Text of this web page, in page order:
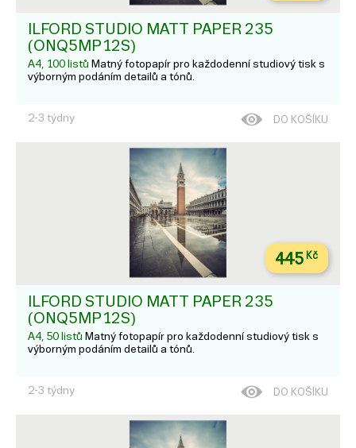
ILFORD STUDIO MATT PAPER 235
(ONQ5MP12S)
A4, 100 listů Matný fotopapír pro každodenní studiový tisk s
výborným podáním detailů a tónů.
2-3 týdny DO KOŠÍKU
445 Kč
ILFORD STUDIO MATT PAPER 235
(ONQ5MP12S)
A4, 50 listů Matný fotopapír pro každodenní studiový tisk s
výborným podáním detailů a tónů.
2-3 týdny DO KOŠÍKU